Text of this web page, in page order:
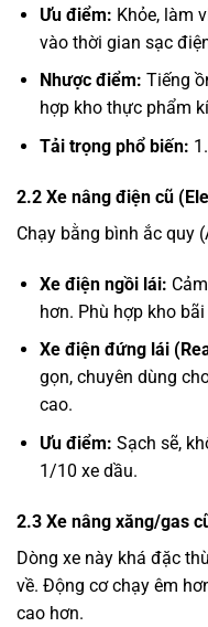
Ưu điểm: Khỏe, làm
vào thời gian sạc
Nhược điểm: Tiếng
hợp kho thực phẩm
Tải trọng phổ biến:
2.2 Xe nâng điện cũ
Chạy bằng bình ắc quy
Xe điện ngồi lái:
hơn. Phù hợp kho
Xe điện đứng lái
gọn, chuyên dùng
cao.
Ưu điểm: Sạch sẽ,
1/10 xe dầu.
2.3 Xe nâng xăng/gas
Dòng xe này khá đặc
về. Động cơ chạy êm
cao hơn.